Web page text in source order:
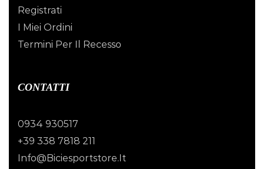
Registrati
I Miei Ordini
Termini Per Il Recesso
CONTATTI
0934 930517
+39 338 7818 211
Info@biciesportstore.it